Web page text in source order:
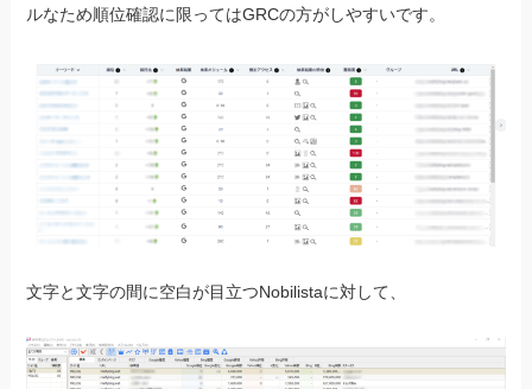
ルなため順位確認に限ってはGRCの方がしやすいです。
文字と文字の間に空白が目立つNobilistaに対して、